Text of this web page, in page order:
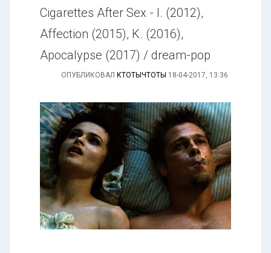
Сigаrеttеs Аftеr Sех - I. (2012),
Affection (2015), K. (2016),
Apocalypse (2017) / dream-pop
ОПУБЛИКОВАЛ КТОТЫЧТОТЫ 18-04-2017, 13:36